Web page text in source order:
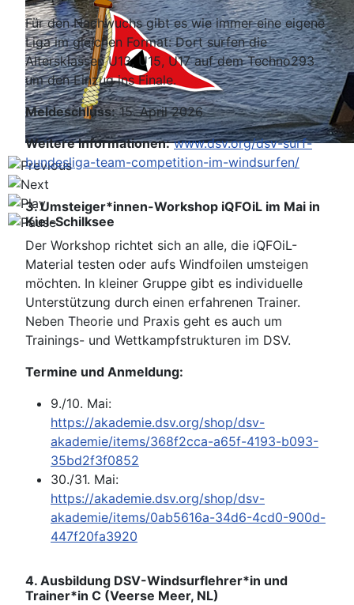
Für den Nachwuchs gibt es wie immer eine eigene
Liga im gleichen Format: Dort surfen die
Altersklassen U13, U15, U17 auf dem Techno293
um den Einzug ins Finale.
Meldeschluss:15. April 2026
Weitere Informationen: www.dsv.org/dsv-surf-
bundesliga-team-competition-im-windsurfen/
3. Umsteiger*innen-Workshop iQFOiL im Mai in
Kiel-Schilksee
Der Workshop richtet sich an alle, die iQFOiL-
Material testen oder aufs Windfoilen umsteigen
möchten. In kleiner Gruppe gibt es individuelle
Unterstützung durch einen erfahrenen Trainer.
Neben Theorie und Praxis geht es auch um
Trainings- und Wettkampfstrukturen im DSV.
Termine und Anmeldung:
9./10. Mai:
https://akademie.dsv.org/shop/dsv-
akademie/items/368f2cca-a65f-4193-b093-
35bd2f3f0852
30./31. Mai:
https://akademie.dsv.org/shop/dsv-
akademie/items/0ab5616a-34d6-4cd0-900d-
447f20fa3920
4. Ausbildung DSV-Windsurflehrer*in und
Trainer*in C (Veerse Meer, NL)